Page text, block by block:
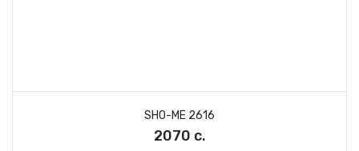
SHO-ME 2616
2070 с.